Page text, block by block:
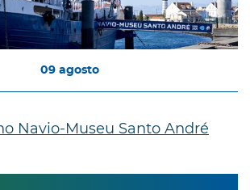
09 agosto
Navio-Museu Santo André